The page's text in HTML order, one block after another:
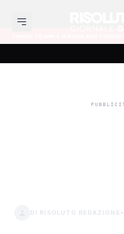
DI RISOLUTO REDAZIONE •